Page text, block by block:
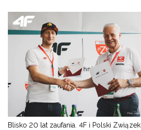
Blisko 20 lat zaufania. 4F i Polski Związek